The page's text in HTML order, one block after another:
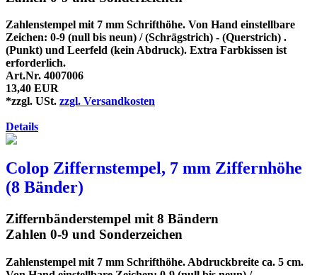
Zahlenstempel mit 7 mm Schrifthöhe. Von Hand einstellbare
Zeichen: 0-9 (null bis neun) / (Schrägstrich) - (Querstrich) .
(Punkt) und Leerfeld (kein Abdruck). Extra Farbkissen ist
erforderlich.
Art.Nr. 4007006
13,40 EUR
*zzgl. USt. zzgl. Versandkosten
Details
Colop Ziffernstempel, 7 mm Ziffernhöhe
(8 Bänder)
Ziffernbänderstempel mit 8 Bändern
Zahlen 0-9 und Sonderzeichen
Zahlenstempel mit 7 mm Schrifthöhe. Abdruckbreite ca. 5 cm.